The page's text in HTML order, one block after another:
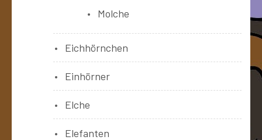
Molche
Eichhörnchen
Einhörner
Elche
Elefanten